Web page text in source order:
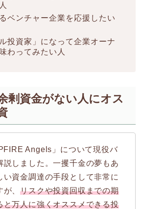
ベンチャー企業を応援したい
投資家」になって企業オーナ
わってみたい人
剰資金がない人にオス
Angels」について現役バ
説しました。一攫千金の夢もあ
い資金調達の手段として非常に
が、リスクや投資回収までの期
と万人に強くオススメできる投